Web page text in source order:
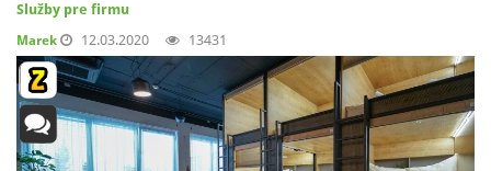
Služby pre firmu
Marek 12.03.2020 13431